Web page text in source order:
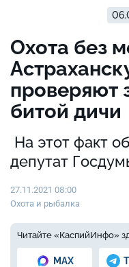
Охота без
проверяют
битой дичи
На этот факт
депутат
27.11.2021 08:00
Охота и рыбалка
Читайте «КаспийИнфо»
MAX